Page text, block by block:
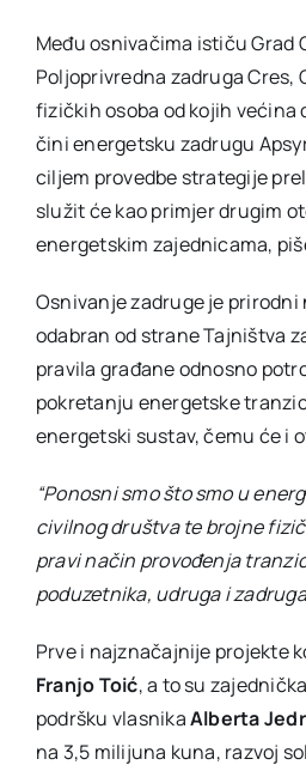
Među osnivačima ističu Grad
Poljoprivredna zadruga Cres,
fizičkih osoba od kojih većina
čini energetsku zadrugu
ciljem provedbe strategije
služit će kao primjer drugim
energetskim zajednicama,
Osnivanje zadruge je
odabran od strane Tajništva
pravila građane odnosno
pokretanju energetske
energetski sustav, čemu će i
“Ponosni smo što smo u
civilnog društva te brojne
pravi način provođenja
poduzetnika, udruga i
Prve i najznačajnije projekte
Franjo Toić, a to su
podršku vlasnikaAlberta
na 3,5 milijuna kuna, razvoj